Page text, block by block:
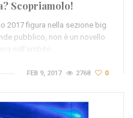
Scopriamolo!
2017 figura nella sezione big
pubblico, non è un novello
nell’ambito…
FEB 9, 2017 2768 0